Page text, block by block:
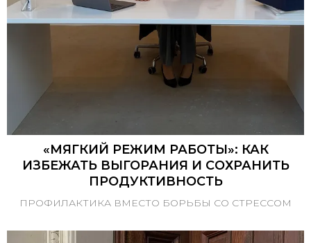
«МЯГКИЙ РЕЖИМ РАБОТЫ»: КАК
ИЗБЕЖАТЬ ВЫГОРАНИЯ И СОХРАНИТЬ
ПРОДУКТИВНОСТЬ
ПРОФИЛАКТИКА ВМЕСТО БОРЬБЫ СО СТРЕССОМ